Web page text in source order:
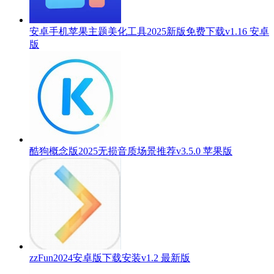
安卓手机苹果主题美化工具2025新版免费下载v1.16 安卓
版
酷狗概念版2025无损音质场景推荐v3.5.0 苹果版
zzFun2024安卓版下载安装v1.2 最新版